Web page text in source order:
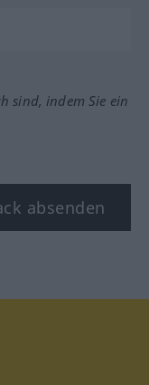
sind, indem Sie ein
absenden